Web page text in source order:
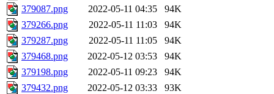
379087.png
2022-05-11 04:35
94K
379266.png
2022-05-11 11:03
94K
379287.png
2022-05-11 11:05
94K
379468.png
2022-05-12 03:53
94K
379198.png
2022-05-11 09:23
94K
379432.png
2022-05-12 03:33
93K